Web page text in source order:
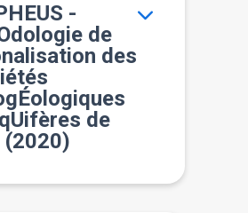
-
de
des
de
(2020)